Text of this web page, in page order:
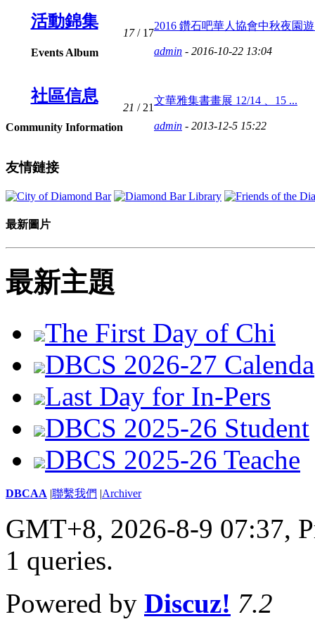
活動錦集
Events Album
17/ 17
2016 鑽石吧華人協會中秋夜園
admin - 2016-10-22 13:04
社區信息
Community Information
21 / 21
文華雅集書畫展 12/14 、15 ...
admin - 2013-12-5 15:22
友情鏈接
最新圖片
最新主題
The First Day of Chi
DBCS 2026-27 Calenda
Last Day for In-Pers
DBCS 2025-26 Student
DBCS 2025-26 Teache
DBCAA |聯繫我們 |Archiver
GMT+8, 2026-8-9 07:37,
1 queries.
Powered by Discuz! 7.2